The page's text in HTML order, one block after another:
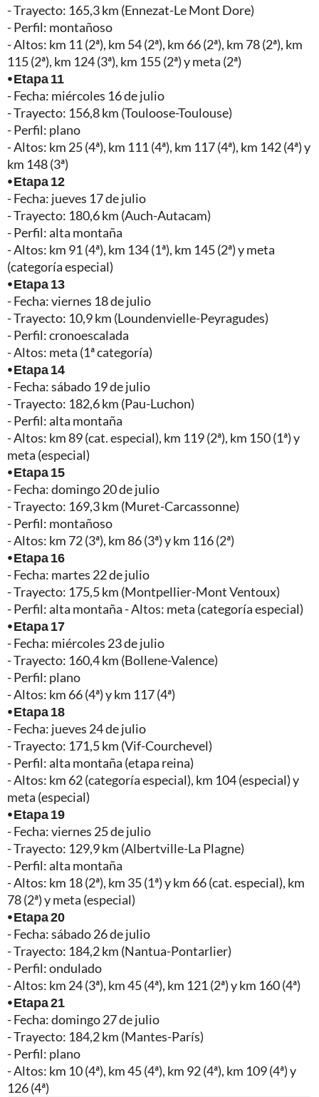
- Trayecto: 165,3 km (Ennezat-Le Mont Dore)
- Perfil: montañoso
- Altos: km 11 (2ª), km 54 (2ª), km 66 (2ª), km 78 (2ª), km
115 (2ª), km 124 (3ª), km 155 (2ª) y meta (2ª)
⦁ Etapa 11
- Fecha: miércoles 16 de julio
- Trayecto: 156,8 km (Touloose-Toulouse)
- Perfil: plano
- Altos: km 25 (4ª), km 111 (4ª), km 117 (4ª), km 142 (4ª) y
km 148 (3ª)
⦁ Etapa 12
- Fecha: jueves 17 de julio
- Trayecto: 180,6 km (Auch-Autacam)
- Perfil: alta montaña
- Altos: km 91 (4ª), km 134 (1ª), km 145 (2ª) y meta
(categoría especial)
⦁ Etapa 13
- Fecha: viernes 18 de julio
- Trayecto: 10,9 km (Loundenvielle-Peyragudes)
- Perfil: cronoescalada
- Altos: meta (1ª categoría)
⦁ Etapa 14
- Fecha: sábado 19 de julio
- Trayecto: 182,6 km (Pau-Luchon)
- Perfil: alta montaña
- Altos: km 89 (cat. especial), km 119 (2ª), km 150 (1ª) y
meta (especial)
⦁ Etapa 15
- Fecha: domingo 20 de julio
- Trayecto: 169,3 km (Muret-Carcassonne)
- Perfil: montañoso
- Altos: km 72 (3ª), km 86 (3ª) y km 116 (2ª)
⦁ Etapa 16
- Fecha: martes 22 de julio
- Trayecto: 175,5 km (Montpellier-Mont Ventoux)
- Perfil: alta montaña - Altos: meta (categoría especial)
⦁ Etapa 17
- Fecha: miércoles 23 de julio
- Trayecto: 160,4 km (Bollene-Valence)
- Perfil: plano
- Altos: km 66 (4ª) y km 117 (4ª)
⦁ Etapa 18
- Fecha: jueves 24 de julio
- Trayecto: 171,5 km (Vif-Courchevel)
- Perfil: alta montaña (etapa reina)
- Altos: km 62 (categoría especial), km 104 (especial) y
meta (especial)
⦁ Etapa 19
- Fecha: viernes 25 de julio
- Trayecto: 129,9 km (Albertville-La Plagne)
- Perfil: alta montaña
- Altos: km 18 (2ª), km 35 (1ª) y km 66 (cat. especial), km
78 (2ª) y meta (especial)
⦁ Etapa 20
- Fecha: sábado 26 de julio
- Trayecto: 184,2 km (Nantua-Pontarlier)
- Perfil: ondulado
- Altos: km 24 (3ª), km 45 (4ª), km 121 (2ª) y km 160 (4ª)
⦁ Etapa 21
- Fecha: domingo 27 de julio
- Trayecto: 184,2 km (Mantes-París)
- Perfil: plano
- Altos: km 10 (4ª), km 45 (4ª), km 92 (4ª), km 109 (4ª) y
126 (4ª)